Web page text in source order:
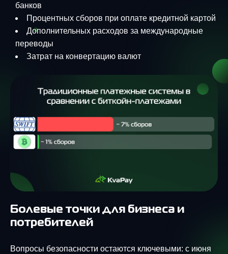
банков
Процентных сборов при оплате кредитной картой
Дополнительных расходов за международные
переводы
Затрат на конвертацию валют
Болевые точки для бизнеса и
потребителей
Вопросы безопасности остаются ключевыми: с июня